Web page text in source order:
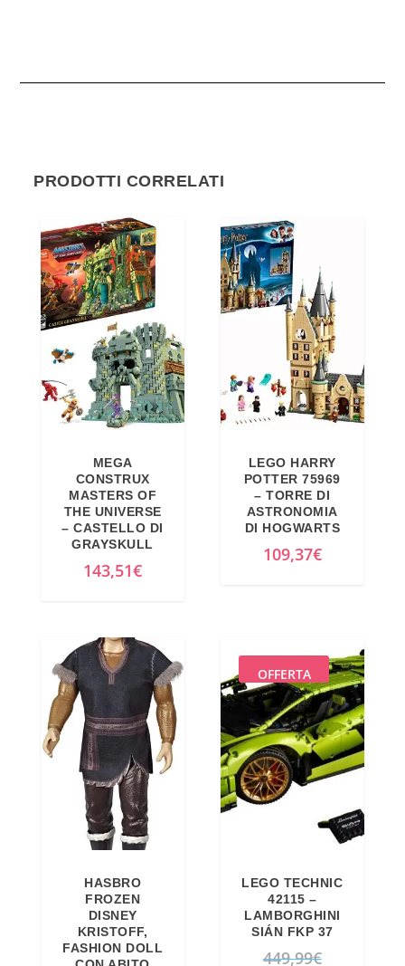
PRODOTTI CORRELATI
MEGA
CONSTRUX
MASTERS OF
THE UNIVERSE
– CASTELLO DI
GRAYSKULL
143,51€
LEGO HARRY
POTTER 75969
– TORRE DI
ASTRONOMIA
DI HOGWARTS
109,37€
HASBRO
FROZEN
DISNEY
KRISTOFF,
FASHION DOLL
OFFERTA
LEGO TECHNIC
42115 –
LAMBORGHINI
SIÁN FKP 37
449,99€I